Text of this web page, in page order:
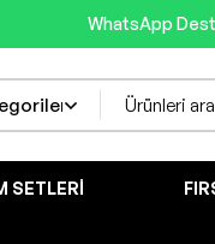
WhatsApp
SETLERI